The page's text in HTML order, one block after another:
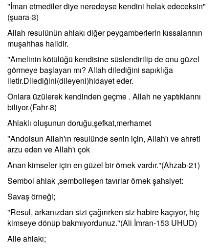
"İman etmediler diye neredeyse kendini helak edeceksin"
(şuara-3)
Allah resulünün ahlakı diğer peygamberlerin kıssalarının
muşahhas halidir.
"Amelinin kötülüğü kendisine süslendirilip de onu güzel
görmeye başlayan mı? Allah dilediğini sapıklığa
iletir.Dilediğini(dileyeni)hidayet eder.
Onlara üzülerek kendinden geçme . Allah ne yaptıklarını
biliyor.(Fahr-8)
Ahlaklı oluşunun doruğu,şefkat,merhamet
"Andolsun Allah'ın resulünde senin için, Allah'ı ve ahreti
arzu eden ve Allah'ı çok
Anan kimseler için en güzel bir örnek vardır."(Ahzab-21)
Sembol ahlak ,sembolleşen tavırlar örnek şahsiyet:
Savaş örneği;
"Resul, arkanızdan sizi çağırırken siz habire kaçıyor, hiç
kimseye dönüp bakmıyordunuz."(Ali İmran-153 UHUD)
Aile ahlakı;